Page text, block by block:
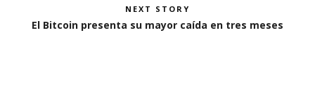
NEXT STORY
El Bitcoin presenta su mayor caída en tres meses